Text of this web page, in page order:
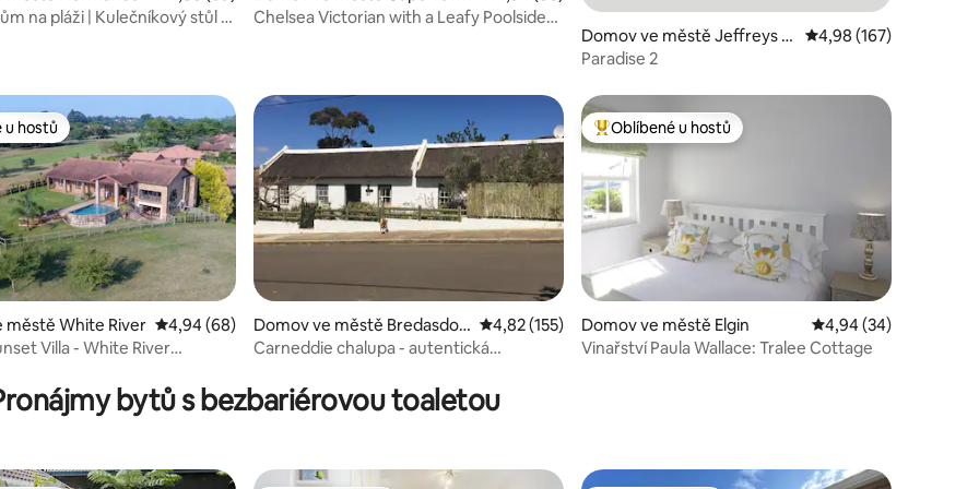
Za příplatek
na pláži | Kulečníkový stůl |
Chelsea Victorian with a Leafy Poolside
Domov ve městě Jeffreys B
ay
Průměrné hodnocení
4,98 (167)
Paradise 2
z 5, 178 hodnocení
u hostů
u hostů
městě White River Průměrné hodnocení 4,94 z 5, 68 hodnocení
4,94 (68)
Villa - White River
Domov ve městě Bredasdor
p
Průměrné hodnocení 4,82 z 5, 155 hodnocení
4,82 (155)
Carneddie chalupa - autentická
Nejlepší v kategorii Oblíbené u hostů
Oblíbené u hostů
Domov ve městě Elgin Průměrné hodnocení
4,94 (34)
Vinařství Paula Wallace: Tralee Cottage
bytů s bezbariérovou toaletou